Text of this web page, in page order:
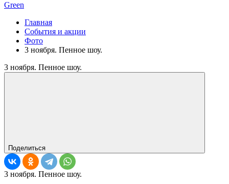
Green
Главная
События и акции
Фото
3 ноября. Пенное шоу.
3 ноября. Пенное шоу.
Поделиться
3 ноября. Пенное шоу.